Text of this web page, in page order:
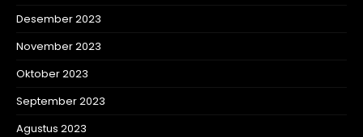
Desember 2023
November 2023
Oktober 2023
September 2023
Agustus 2023